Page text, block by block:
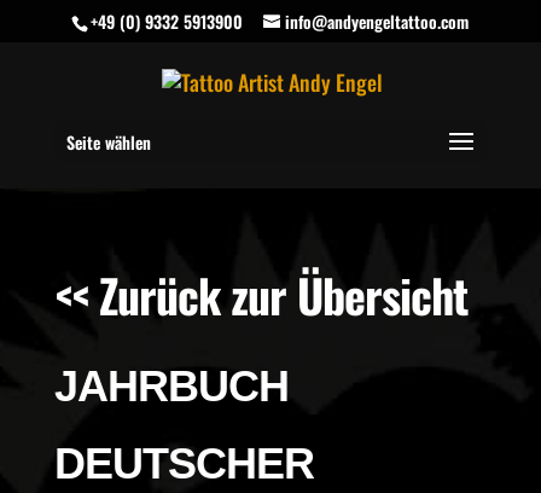
+49 (0) 9332 5913900 info@andyengeltattoo.com
Seite wählen
<< Zurück zur Übersicht
JAHRBUCH
DEUTSCHER